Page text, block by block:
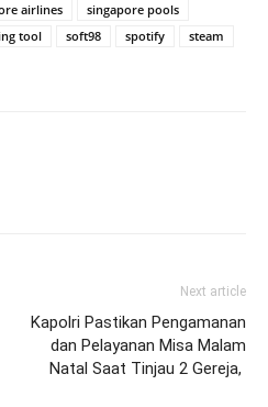
airlines
singapore pools
tool soft98 spotify
steam
Next article
Kapolri Pastikan Pengamanan
dan Pelayanan Misa Malam
Natal Saat Tinjau 2 Gereja,